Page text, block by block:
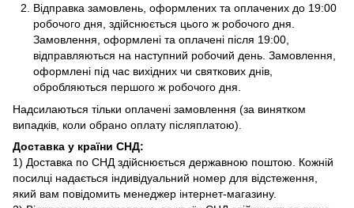
Відправка замовлень, оформлених та оплачених до 19:00
робочого дня, здійснюється цього ж робочого дня.
Замовлення, оформлені та оплачені після 19:00,
відправляються на наступний робочий день. Замовлення,
оформлені під час вихідних чи святкових днів,
обробляються першого ж робочого дня.
Надсилаються тільки оплачені замовлення (за винятком
випадків, коли обрано оплату післяплатою).
Доставка у країни СНД:
1) Доставка по СНД здійснюється державною поштою. Кожній
посилці надається індивідуальний номер для відстеження,
який вам повідомить менеджер інтернет-магазину.